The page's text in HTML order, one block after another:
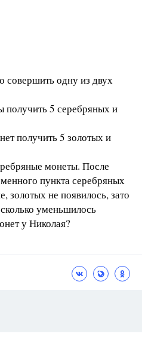
одну из двух
5 серебряных и
получить 5 золотых и
монеты. После
пункта серебряных
золотых не появилось, зато
уменьшилось
у Николая?